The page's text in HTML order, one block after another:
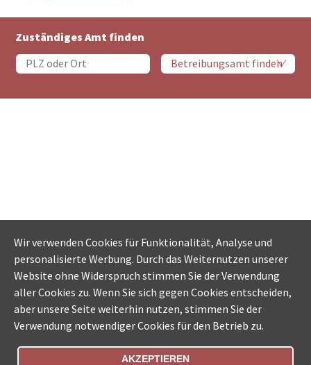
Zuständiges Amt finden
Wir verwenden Cookies für Funktionalität, Analyse und
personalisierte Werbung. Durch das Weiternutzen unserer
Website ohne Widerspruch stimmen Sie der Verwendung
aller Cookies zu. Wenn Sie sich gegen Cookies entscheiden,
aber unsere Seite weiterhin nutzen, stimmen Sie der
Verwendung notwendiger Cookies für den Betrieb zu.
AKZEPTIEREN